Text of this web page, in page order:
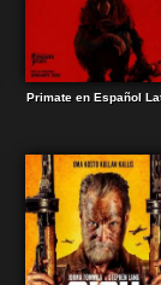
Primate en Español